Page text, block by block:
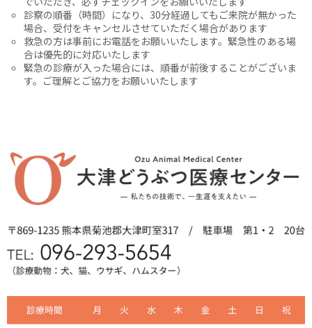
診察の順番（時間）になり、30分経過してもご来院が無かった
場合、受付をキャンセルさせていただく場合があります
救急の方は事前にお電話をお願いいたします。緊急性のある場
合は優先的に対応いたします
緊急の診療が入った場合には、順番が前後することがございま
す。ご理解とご協力をお願いいたします